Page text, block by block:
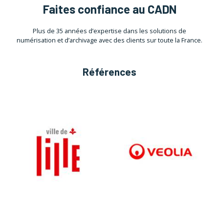
Faites confiance au CADN
Plus de 35 années d’expertise dans les solutions de
numérisation et d’archivage avec des clients sur toute la France.
Références